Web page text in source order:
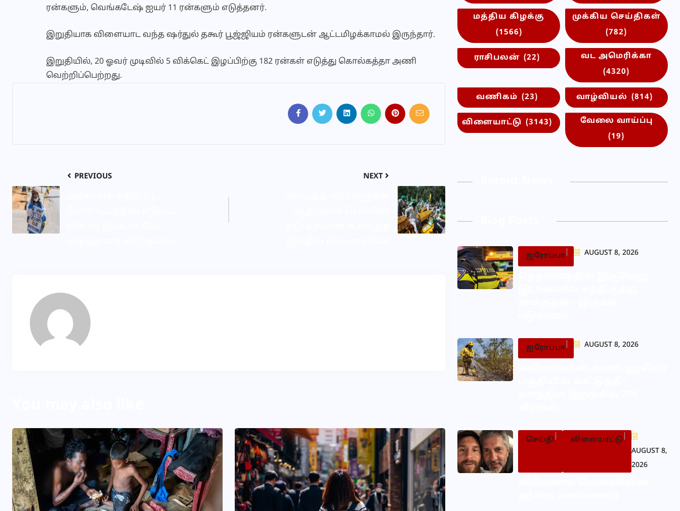
ரன்களும், வெங்கடேஷ் ஐயர் 11 ரன்களும் எடுத்தனர்.
இறுதியாக விளையாட வந்த ஷர்துல் தகூர் பூஜ்ஜியம் ரன்களுடன் ஆட்டமிழக்காமல் இருந்தார்.
இறுதியில், 20 ஓவர் முடிவில் 5 விக்கெட் இழப்பிற்கு 182 ரன்கள் எடுத்து கொல்கத்தா அணி
வெற்றிப்பெற்றது.
PREVIOUS NEXT
மத்திய கிழக்கு
(1566)
முக்கிய செய்திகள்
(782)
ராசிபலன் (22)
வட அமெரிக்கா
(4320)
வணிகம் (23) வாழ்வியல் (814)
விளையாட்டு (3143)
வேலை வாய்ப்பு
(19)
ஐரோப்பா AUGUST 8, 2026
ஐரோப்பா AUGUST 8, 2026
செய்தி
விளையாட்டு
AUGUST 8,
2026